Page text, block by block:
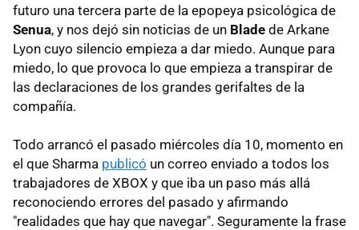
futuro una tercera parte de la epopeya psicológica de
Senua, y nos dejó sin noticias de un Blade de Arkane
Lyon cuyo silencio empieza a dar miedo. Aunque para
miedo, lo que provoca lo que empieza a transpirar de
las declaraciones de los grandes gerifaltes de la
compañía.
Todo arrancó el pasado miércoles día 10, momento en
el que Sharma publicó un correo enviado a todos los
trabajadores de XBOX y que iba un paso más allá
reconociendo errores del pasado y afirmando
"realidades que hay que navegar". Seguramente la frase